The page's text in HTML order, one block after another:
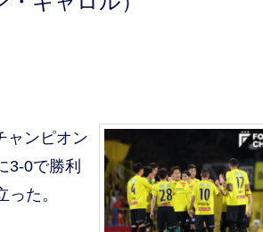
ャンピオン
3-0で勝利
た。